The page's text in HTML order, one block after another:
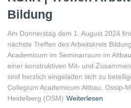
Bildung
Am Donnerstag dem 1. August 2024
nächste Treffen des Arbeitskreis
Academicum im Seminarraum im
einer konstruktiven Mit- und
sind herzlich eingeladen sich zu
Collegium Academicum Altbau, Ossip-
Heidelberg (OSM) Weiterlesen